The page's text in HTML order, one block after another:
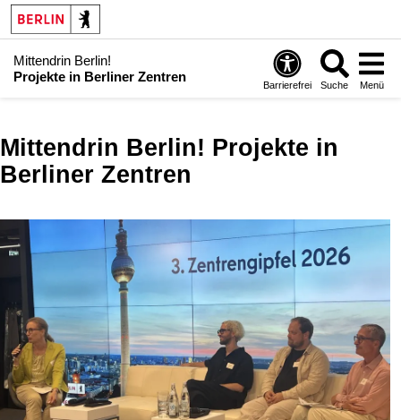
Mittendrin Berlin!
Projekte in Berliner Zentren
Barrierefrei Suche Menü
Mittendrin Berlin! Projekte in
Berliner Zentren